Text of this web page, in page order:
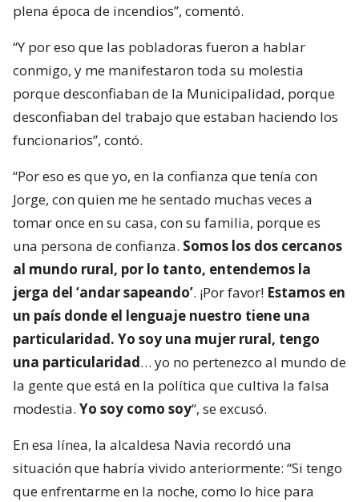
plena época de incendios”, comentó.
“Y por eso que las pobladoras fueron a hablar
conmigo, y me manifestaron toda su molestia
porque desconfiaban de la Municipalidad, porque
desconfiaban del trabajo que estaban haciendo los
funcionarios”, contó.
“Por eso es que yo, en la confianza que tenía con
Jorge, con quien me he sentado muchas veces a
tomar once en su casa, con su familia, porque es
una persona de confianza. Somos los dos cercanos
al mundo rural, por lo tanto, entendemos la
jerga del ‘andar sapeando’. ¡Por favor! Estamos en
un país donde el lenguaje nuestro tiene una
particularidad. Yo soy una mujer rural, tengo
una particularidad… yo no pertenezco al mundo de
la gente que está en la política que cultiva la falsa
modestia. Yo soy como soy“, se excusó.
En esa línea, la alcaldesa Navia recordó una
situación que habría vivido anteriormente: “Si tengo
que enfrentarme en la noche, como lo hice para